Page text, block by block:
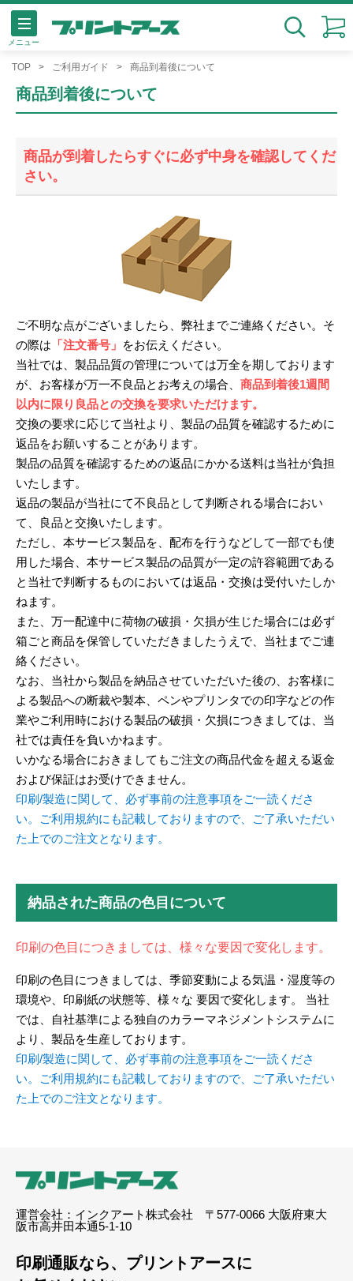
メニュー
TOP ご利用ガイド 商品到着後について
商品到着後について
商品が到着したらすぐに必ず中身を確認してくだ
さい。
ご不明な点がございましたら、弊社までご連絡ください。そ
の際は 「注文番号」 をお伝えください。
当社では、製品品質の管理については万全を期しております
が、お客様が万一不良品とお考えの場合、 商品到着後1週間
以内に限り良品との交換を要求いただけます。
交換の要求に応じて当社より、製品の品質を確認するために
返品をお願いすることがあります。
製品の品質を確認するための返品にかかる送料は当社が負担
いたします。
返品の製品が当社にて不良品として判断される場合におい
て、良品と交換いたします。
ただし、本サービス製品を、配布を行うなどして一部でも使
用した場合、本サービス製品の品質が一定の許容範囲である
と当社で判断するものにおいては返品・交換は受付いたしか
ねます。
また、万一配達中に荷物の破損・欠損が生じた場合には必ず
箱ごと商品を保管していただきましたうえで、当社までご連
絡ください。
なお、当社から製品を納品させていただいた後の、お客様に
よる製品への断裁や製本、ペンやプリンタでの印字などの作
業やご利用時における製品の破損・欠損につきましては、当
社では責任を負いかねます。
いかなる場合におきましてもご注文の商品代金を超える返金
および保証はお受けできません。
印刷/製造に関して、必ず事前の注意事項をご一読くださ
い。ご利用規約にも記載しておりますので、ご了承いただい
た上でのご注文となります。
納品された商品の色目について
印刷の色目につきましては、様々な要因で変化します。
印刷の色目につきましては、季節変動による気温・湿度等の
環境や、印刷紙の状態等、様々な 要因で変化します。 当社
では、自社基準による独自のカラーマネジメントシステムに
より、製品を生産しております。
印刷/製造に関して、必ず事前の注意事項をご一読くださ
い。ご利用規約にも記載しておりますので、ご了承いただい
た上でのご注文となります。
運営会社：インクアート株式会社 〒577-0066 大阪府東大
阪市高井田本通5-1-10
印刷通販なら、プリントアースに